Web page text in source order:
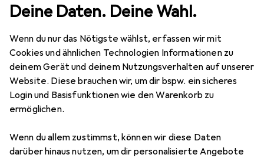
Deine Daten. Deine Wahl.
Wenn du nur das Nötigste wählst, erfassen wir mit
Cookies und ähnlichen Technologien Informationen zu
deinem Gerät und deinem Nutzungsverhalten auf unserer
Website. Diese brauchen wir, um dir bspw. ein sicheres
Login und Basisfunktionen wie den Warenkorb zu
ermöglichen.
Wenn du allem zustimmst, können wir diese Daten
darüber hinaus nutzen, um dir personalisierte Angebote
Messgeräte Linienlaser Televes WWH60 Montage-Kit
2 Bilder
TelevesWWH60 Montage-Kit
Preis in EUR inkl. MwSt.
EUR
66,89